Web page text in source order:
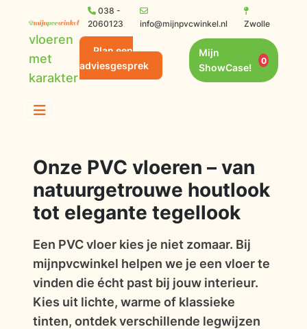
vloeren
met
karakter
038 -
2060123
info@mijnpvcwinkel.nl Zwolle
Plan een
adviesgesprek
Mijn
ShowCase!
0
Onze PVC vloeren – van
natuurgetrouwe houtlook
tot elegante tegellook
Een PVC vloer kies je niet zomaar. Bij
mijnpvcwinkel helpen we je een vloer te
vinden die écht past bij jouw interieur.
Kies uit lichte, warme of klassieke
tinten, ontdek verschillende legwijzen